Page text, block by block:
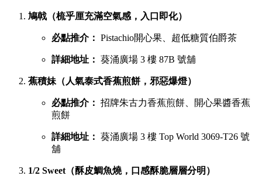
鳩戟（梳乎厘充滿空氣感，入口即化）
必點推介： Pistachio開心果、超低糖質伯爵茶
詳細地址： 葵涌廣場 3 樓 87B 號舖
蕉積妹（人氣泰式香蕉煎餅，邪惡爆燈）
必點推介： 招牌朱古力香蕉煎餅、開心果醬香蕉
煎餅
詳細地址： 葵涌廣場 3 樓 Top World 3069-T26 號
舖
1/2 Sweet（酥皮鯛魚燒，口感酥脆層層分明）